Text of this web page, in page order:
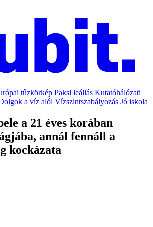
tűzkörkép Paksi leállás Kutatóhálózati
a víz alól Vízszintszabályozás Jó iskola
a 21 éves korában
annál fennáll a
kockázata